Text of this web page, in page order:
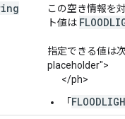
この空き情報を
ト値は
指定できる値は
placeholder">
</ph>
「